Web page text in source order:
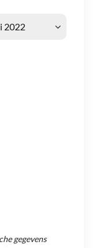
gegevens